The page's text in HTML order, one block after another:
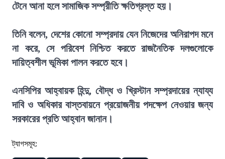
টেনে আনা হলে সামাজিক সম্প্রীতি ক্ষতিগ্রস্ত হয়।
তিনি বলেন, দেশের কোনো সম্প্রদায় যেন নিজেদের অনিরাপদ মনে
না করে, সে পরিবেশ নিশ্চিত করতে রাজনৈতিক দলগুলোকে
দায়িত্বশীল ভূমিকা পালন করতে হবে।
এনসিপির আহ্বায়ক হিন্দু, বৌদ্ধ ও খ্রিস্টান সম্প্রদায়ের ন্যায্য
দাবি ও অধিকার বাস্তবায়নে প্রয়োজনীয় পদক্ষেপ নেওয়ার জন্য
সরকারের প্রতি আহ্বান জানান।
ট্যাগসমূহ: